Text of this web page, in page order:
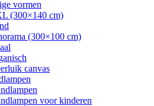
vormen
(300×140 cm)
(300×100 cm)
canvas
voor kinderen